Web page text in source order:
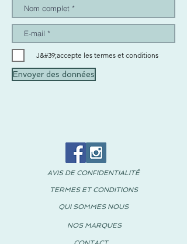
J&#39;accepte les termes et conditions
Envoyer des données
AVIS DE CONFIDENTIALITÉ
TERMES ET CONDITIONS
QUI SOMMES NOUS
NOS MARQUES